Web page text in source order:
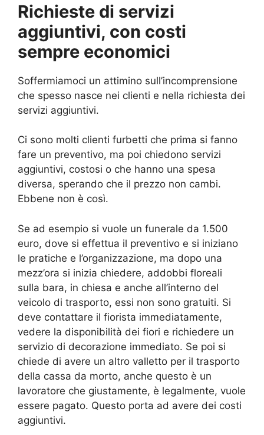
Richieste di servizi
aggiuntivi, con costi
sempre economici
Soffermiamoci un attimino sull’incomprensione
che spesso nasce nei clienti e nella richiesta dei
servizi aggiuntivi.
Ci sono molti clienti furbetti che prima si fanno
fare un preventivo, ma poi chiedono servizi
aggiuntivi, costosi o che hanno una spesa
diversa, sperando che il prezzo non cambi.
Ebbene non è così.
Se ad esempio si vuole un funerale da 1.500
euro, dove si effettua il preventivo e si iniziano
le pratiche e l’organizzazione, ma dopo una
mezz’ora si inizia chiedere, addobbi floreali
sulla bara, in chiesa e anche all’interno del
veicolo di trasporto, essi non sono gratuiti. Si
deve contattare il fiorista immediatamente,
vedere la disponibilità dei fiori e richiedere un
servizio di decorazione immediato. Se poi si
chiede di avere un altro valletto per il trasporto
della cassa da morto, anche questo è un
lavoratore che giustamente, è legalmente, vuole
essere pagato. Questo porta ad avere dei costi
aggiuntivi.